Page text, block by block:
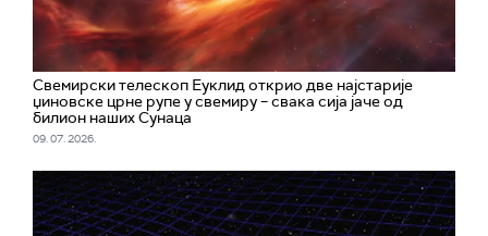
Свемирски телескоп Еуклид открио две најстарије
џиновске црне рупе у свемиру – свака сија јаче од
билион наших Сунаца
09. 07. 2026.